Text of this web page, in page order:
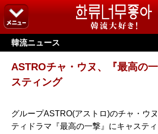
韓流ニュース
ASTROチャ・ウヌ、『最高の
スティング
グループASTRO(アストロ)のチャ・ウ
ティドラマ『最高の一撃』にキャステ